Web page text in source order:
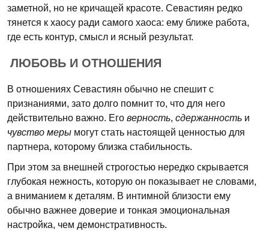
заметной, но не кричащей красоте. Севастиян редко
тянется к хаосу ради самого хаоса: ему ближе работа,
где есть контур, смысл и ясный результат.
ЛЮБОВЬ И ОТНОШЕНИЯ
В отношениях Севастиян обычно не спешит с
признаниями, зато долго помнит то, что для него
действительно важно. Его верность, сдержанность и
чувство меры могут стать настоящей ценностью для
партнера, которому близка стабильность.
При этом за внешней строгостью нередко скрывается
глубокая нежность, которую он показывает не словами,
а вниманием к деталям. В интимной близости ему
обычно важнее доверие и тонкая эмоциональная
настройка, чем демонстративность.